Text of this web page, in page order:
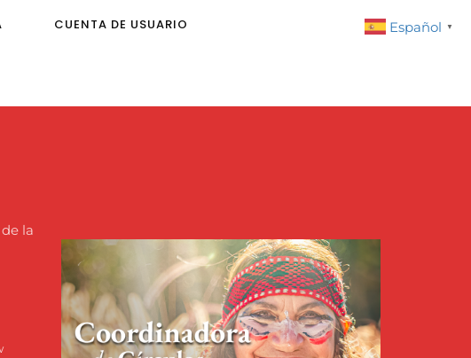
CUENTA DE USUARIO
la
Español ▼